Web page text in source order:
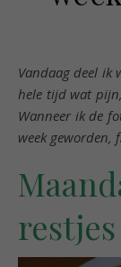
Vandaag deel ik weer een eetdagboekje met jullie. Ik heb al de
hele tijd wat
Wanneer ik de
week geworden,
restjes